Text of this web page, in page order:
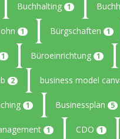
Buchhalting 1
1 Bürgschaften 1
1 Büroeinrichtung 1
2 business model
1 Businessplan 5
1 CDO 1